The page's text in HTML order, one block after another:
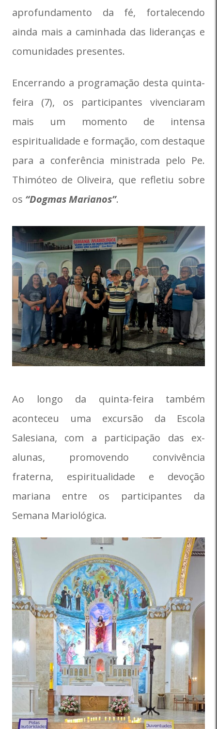
aprofundamento da fé, fortalecendo
ainda mais a caminhada das lideranças e
comunidades presentes.
Encerrando a programação desta quinta-
feira (7), os participantes vivenciaram
mais um momento de intensa
espiritualidade e formação, com destaque
para a conferência ministrada pelo Pe.
Thimóteo de Oliveira, que refletiu sobre
os “Dogmas Marianos”.
Ao longo da quinta-feira também
aconteceu uma excursão da Escola
Salesiana, com a participação das ex-
alunas, promovendo convivência
fraterna, espiritualidade e devoção
mariana entre os participantes da
Semana Mariológica.